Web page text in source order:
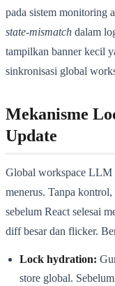
pada sistem monitoring
state-mismatch dalam
tampilkan banner kecil
sinkronisasi global
Mekanisme
Update
Global workspace LLM
menerus. Tanpa
sebelum React selesai
diff besar dan flicker.
Lock hydration:
store global.